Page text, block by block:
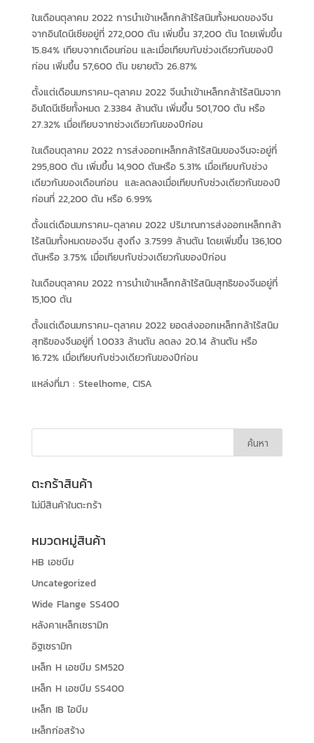
ในเดือนตุลาคม 2022 การนำเข้าเหล็กกล้าไร้สนิมทั้งหมดของจีน
จากอินโดนีเซียอยู่ที่ 272,000 ตัน เพิ่มขึ้น 37,200 ตัน โดยเพิ่มขึ้น
15.84% เทียบจากเดือนก่อน และเมื่อเทียบกับช่วงเดียวกันของปี
ก่อน เพิ่มขึ้น 57,600 ตัน ขยายตัว 26.87%
ตั้งแต่เดือนมกราคม-ตุลาคม 2022 จีนนำเข้าเหล็กกล้าไร้สนิมจาก
อินโดนีเซียทั้งหมด 2.3384 ล้านตัน เพิ่มขึ้น 501,700 ตัน หรือ
27.32% เมื่อเทียบจากช่วงเดียวกันของปีก่อน
ในเดือนตุลาคม 2022 การส่งออกเหล็กกล้าไร้สนิมของจีนจะอยู่ที่
295,800 ตัน เพิ่มขึ้น 14,900 ตันหรือ 5.31% เมื่อเทียบกับช่วง
เดียวกันของเดือนก่อน และลดลงเมื่อเทียบกับช่วงเดียวกันของปี
ก่อนที่ 22,200 ตัน หรือ 6.99%
ตั้งแต่เดือนมกราคม-ตุลาคม 2022 ปริมาณการส่งออกเหล็กกล้า
ไร้สนิมทั้งหมดของจีน สูงถึง 3.7599 ล้านตัน โดยเพิ่มขึ้น 136,100
ตันหรือ 3.75% เมื่อเทียบกับช่วงเดียวกันของปีก่อน
ในเดือนตุลาคม 2022 การนำเข้าเหล็กกล้าไร้สนิมสุทธิของจีนอยู่ที่
15,100 ตัน
ตั้งแต่เดือนมกราคม-ตุลาคม 2022 ยอดส่งออกเหล็กกล้าไร้สนิม
สุทธิของจีนอยู่ที่ 1.0033 ล้านตัน ลดลง 20.14 ล้านตัน หรือ
16.72% เมื่อเทียบกับช่วงเดียวกันของปีก่อน
แหล่งที่มา : Steelhome, CISA
ตะกร้าสินค้า
ไม่มีสินค้าในตะกร้า
หมวดหมู่สินค้า
HB เอชบีม
Uncategorized
Wide Flange SS400
หลังคาเหล็กเซรามิก
อิฐเซรามิก
เหล็ก H เอชบีม SM520
เหล็ก H เอชบีม SS400
เหล็ก IB ไอบีม
เหล็กก่อสร้าง